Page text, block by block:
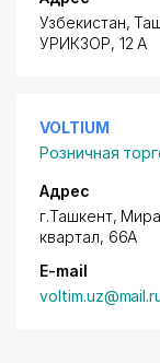
Узбекистан,
УРИКЗОР, 12 А
VOLTIUM
Розничная
Адрес
г.Ташкент,
квартал, 66А
E-mail